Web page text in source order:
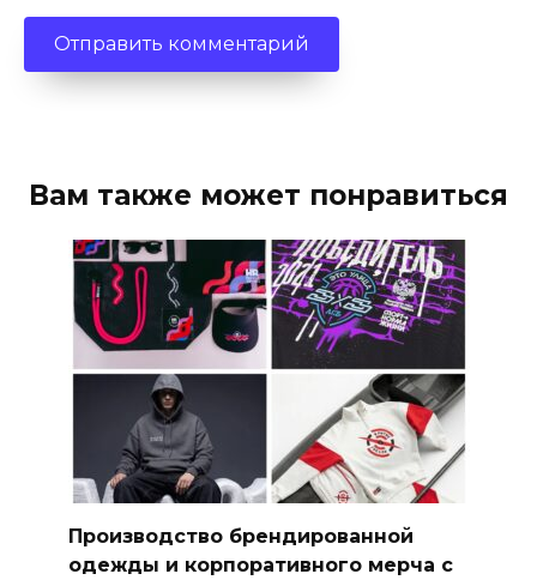
Вам также может понравиться
Производство брендированной
одежды и корпоративного мерча с